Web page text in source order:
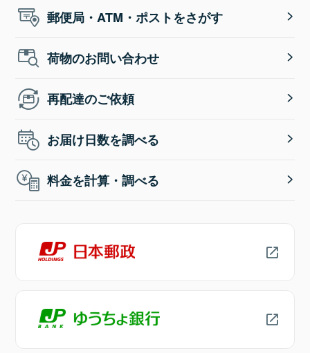
郵便局・ATM・ポストをさがす
荷物のお問い合わせ
再配達のご依頼
お届け日数を調べる
料金を計算・調べる